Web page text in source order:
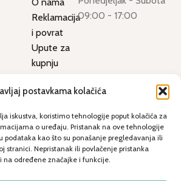
postavkama kolačića
iskustva, koristimo tehnologije poput kolačića za
o uređaju. Pristanak na ove tehnologije
podataka kao što su ponašanje pregledavanja ili
stranici. Nepristanak ili povlačenje pristanka
određene značajke i funkcije.
O nama
Reklamacija
i povrat
Upute za
kupnju
korištenja
kupnje
Dostava i
preuzimanje
09:00 - 17:00